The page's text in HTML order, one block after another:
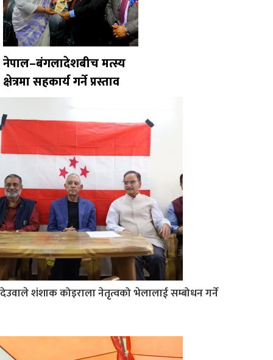
नेपाल–बंगलादेशबीच मत्स्य
क्षेत्रमा सहकार्य गर्ने प्रस्ताव
देउवाले शंशाक कोइराला नेतृत्वको भेलालाई सम्बोधन गर्ने